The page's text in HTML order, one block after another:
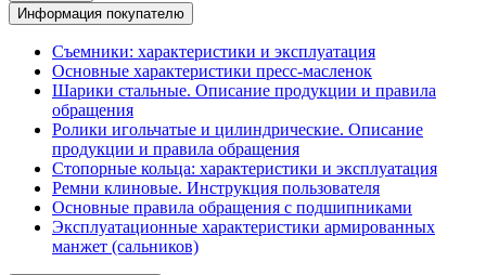
Информация покупателю
Съемники: характеристики и эксплуатация
Основные характеристики пресс‑масленок
Шарики стальные. Описание продукции и правила
обращения
Ролики игольчатые и цилиндрические. Описание
продукции и правила обращения
Стопорные кольца: характеристики и эксплуатация
Ремни клиновые. Инструкция пользователя
Основные правила обращения с подшипниками
Эксплуатационные характеристики армированных
манжет (сальников)